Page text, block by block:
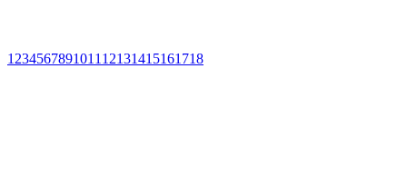
1 234567891011 12131415161718